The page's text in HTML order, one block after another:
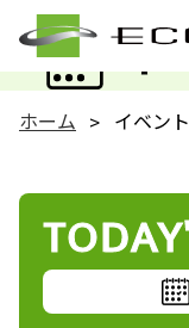
イ
ホーム イベン